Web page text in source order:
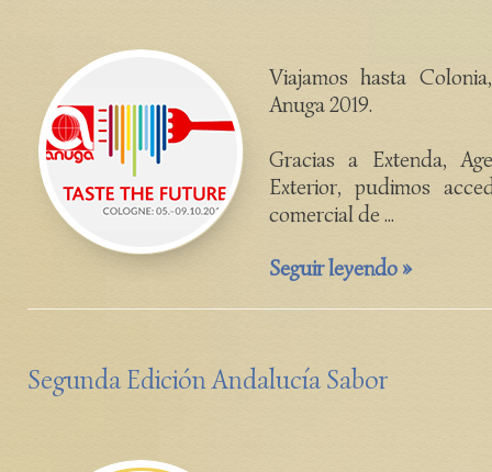
Viajamos hasta
Anuga 2019.
Gracias a Extenda,
Exterior, pudimos
comercial de ...
Seguir leyendo »
Segunda Edición Andalucía Sabor